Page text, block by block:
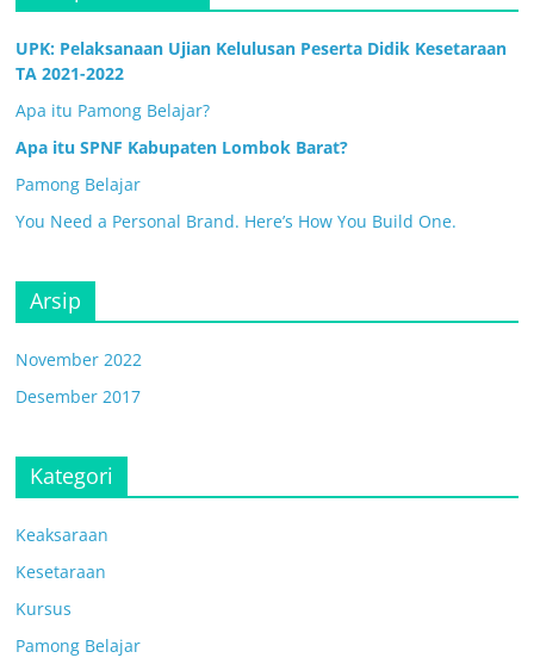
UPK: Pelaksanaan Ujian Kelulusan Peserta Didik Kesetaraan
TA 2021-2022
Apa itu Pamong Belajar?
Apa itu SPNF Kabupaten Lombok Barat?
Pamong Belajar
You Need a Personal Brand. Here’s How You Build One.
Arsip
November 2022
Desember 2017
Kategori
Keaksaraan
Kesetaraan
Kursus
Pamong Belajar